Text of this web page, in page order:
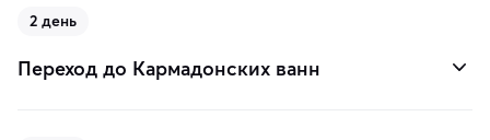
2 день
Переход до Кармадонских ванн